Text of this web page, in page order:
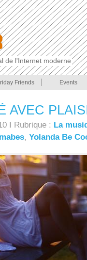
de l'Internet moderne
Friends Events
AVEC
I Rubrique : La
, Yolanda Be